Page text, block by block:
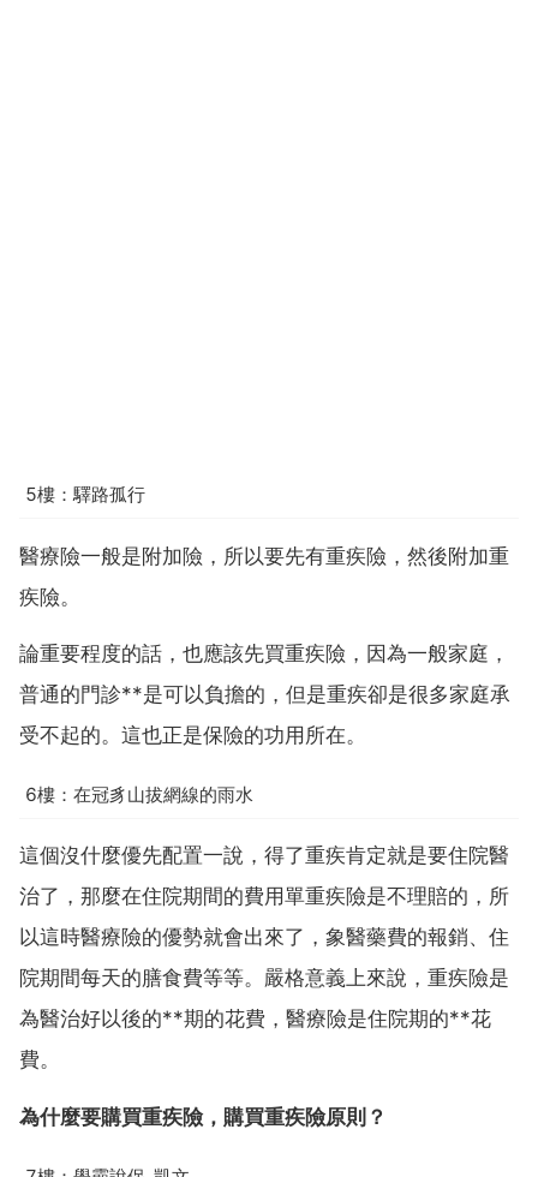
5樓：驛路孤行
醫療險一般是附加險，所以要先有重疾險，然後附加重
疾險。
論重要程度的話，也應該先買重疾險，因為一般家庭，
普通的門診**是可以負擔的，但是重疾卻是很多家庭承
受不起的。這也正是保險的功用所在。
6樓：在冠豸山拔網線的雨水
這個沒什麼優先配置一說，得了重疾肯定就是要住院醫
治了，那麼在住院期間的費用單重疾險是不理賠的，所
以這時醫療險的優勢就會出來了，象醫藥費的報銷、住
院期間每天的膳食費等等。嚴格意義上來說，重疾險是
為醫治好以後的**期的花費，醫療險是住院期的**花
費。
為什麼要購買重疾險，購買重疾險原則？